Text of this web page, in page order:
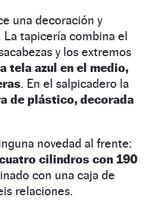
una decoración y
La tapicería combina el
y los extremos
tela azul en el medio,
. En el salpicadero la
de plástico, decorada
novedad al frente:
cilindros con 190
con una caja de
relaciones.